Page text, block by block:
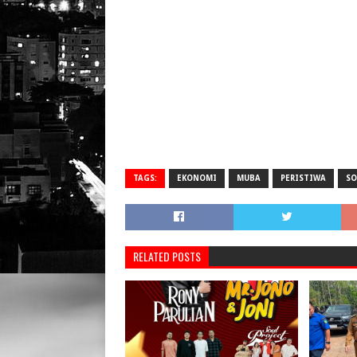
TAGS: EKONOMI MUBA PERISTIWA
RELATED POSTS